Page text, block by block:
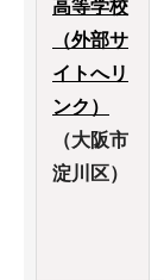
高等学校
（外部サ
イトへリ
ンク）
（大阪市
淀川区）